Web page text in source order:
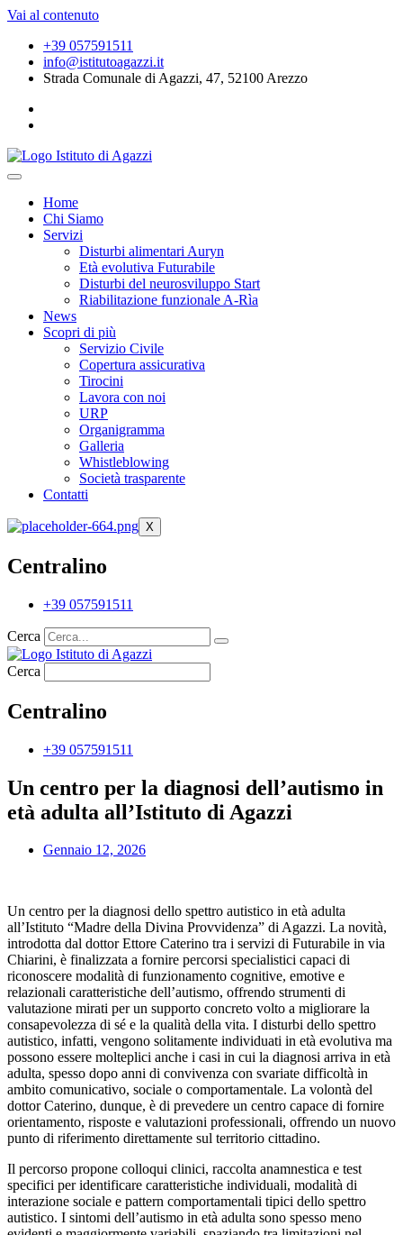
Vai al contenuto
+39 057591511
info@istitutoagazzi.it
Strada Comunale di Agazzi, 47, 52100 Arezzo
Home
Chi Siamo
Servizi
Disturbi alimentari Auryn
Età evolutiva Futurabile
Disturbi del neurosviluppo Start
Riabilitazione funzionale A-Rìa
News
Scopri di più
Servizio Civile
Copertura assicurativa
Tirocini
Lavora con noi
URP
Organigramma
Galleria
Whistleblowing
Società trasparente
Contatti
X
Centralino
+39 057591511
Cerca
Cerca
Centralino
+39 057591511
Un centro per la diagnosi dell’autismo in
età adulta all’Istituto di Agazzi
Gennaio 12, 2026
Un centro per la diagnosi dello spettro autistico in età adulta
all’Istituto “Madre della Divina Provvidenza” di Agazzi. La novità,
introdotta dal dottor Ettore Caterino tra i servizi di Futurabile in via
Chiarini, è finalizzata a fornire percorsi specialistici capaci di
riconoscere modalità di funzionamento cognitive, emotive e
relazionali caratteristiche dell’autismo, offrendo strumenti di
valutazione mirati per un supporto concreto volto a migliorare la
consapevolezza di sé e la qualità della vita. I disturbi dello spettro
autistico, infatti, vengono solitamente individuati in età evolutiva ma
possono essere molteplici anche i casi in cui la diagnosi arriva in età
adulta, spesso dopo anni di convivenza con svariate difficoltà in
ambito comunicativo, sociale o comportamentale. La volontà del
dottor Caterino, dunque, è di prevedere un centro capace di fornire
orientamento, risposte e valutazioni professionali, offrendo un nuovo
punto di riferimento direttamente sul territorio cittadino.
Il percorso propone colloqui clinici, raccolta anamnestica e test
specifici per identificare caratteristiche individuali, modalità di
interazione sociale e pattern comportamentali tipici dello spettro
autistico. I sintomi dell’autismo in età adulta sono spesso meno